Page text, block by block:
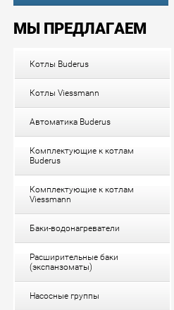
МЫ ПРЕДЛАГАЕМ
Котлы Buderus
Котлы Viessmann
Автоматика Buderus
Комплектующие к котлам
Buderus
Комплектующие к котлам
Viessmann
Баки-водонагреватели
Расширительные баки
(экспанзоматы)
Насосные группы